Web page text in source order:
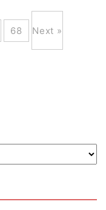
68 Next »